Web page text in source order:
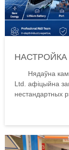
НАСТРОЙКА
Нядаўна
Ltd. афіцыйна
нестандартных